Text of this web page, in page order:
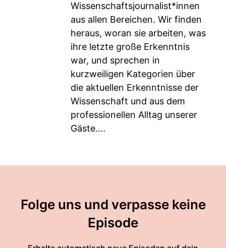
Wissenschaftsjournalist*innen
aus allen Bereichen. Wir finden
heraus, woran sie arbeiten, was
ihre letzte große Erkenntnis
war, und sprechen in
kurzweiligen Kategorien über
die aktuellen Erkenntnisse der
Wissenschaft und aus dem
professionellen Alltag unserer
Gäste....
Folge uns und verpasse keine
Episode